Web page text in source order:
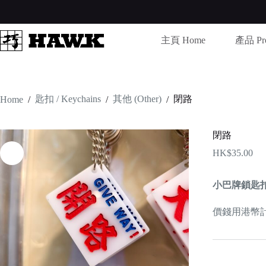
content
主頁 Home
產品
Home / 匙扣 / Keychains / 其他 (Other) / 閉路
閉路
HK$35.00
小巴牌鎖匙
價錢用港幣